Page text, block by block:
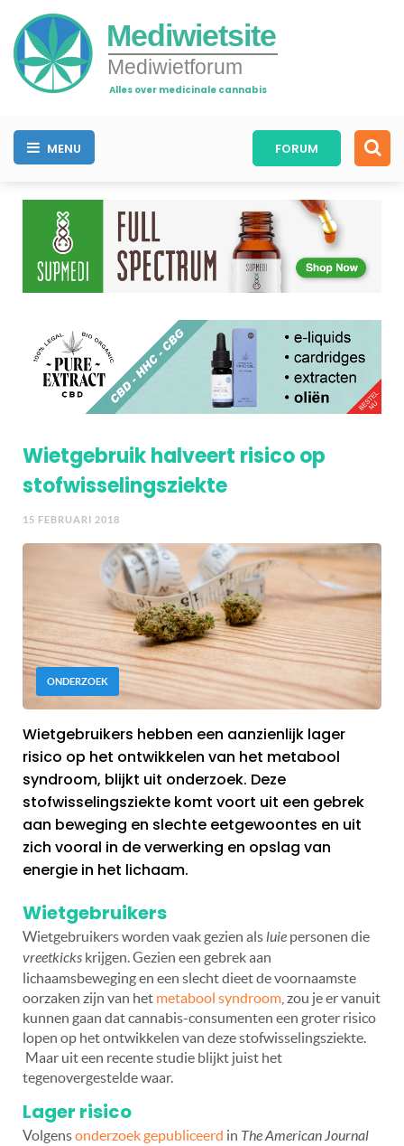
Mediwietsite
Mediwietforum
Alles over medicinale cannabis
MENU FORUM
Wietgebruik halveert risico op
stofwisselingsziekte
15 FEBRUARI 2018
ONDERZOEK
Wietgebruikers hebben een aanzienlijk lager
risico op het ontwikkelen van het metabool
syndroom, blijkt uit onderzoek. Deze
stofwisselingsziekte komt voort uit een gebrek
aan beweging en slechte eetgewoontes en uit
zich vooral in de verwerking en opslag van
energie in het lichaam.
Wietgebruikers
Wietgebruikers worden vaak gezien alsluie personen die
vreetkicks krijgen. Gezien een gebrek aan
lichaamsbeweging en een slecht dieet de voornaamste
oorzaken zijn van het metabool syndroom , zou je er vanuit
kunnen gaan dat cannabis-consumenten een groter risico
lopen op het ontwikkelen van deze stofwisselingsziekte.
Maar uit een recente studie blijkt juist het
tegenovergestelde waar.
Lager risico
Volgensonderzoek gepubliceerd in The American Journal